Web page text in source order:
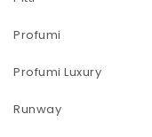
Profumi
Profumi Luxury
Runway